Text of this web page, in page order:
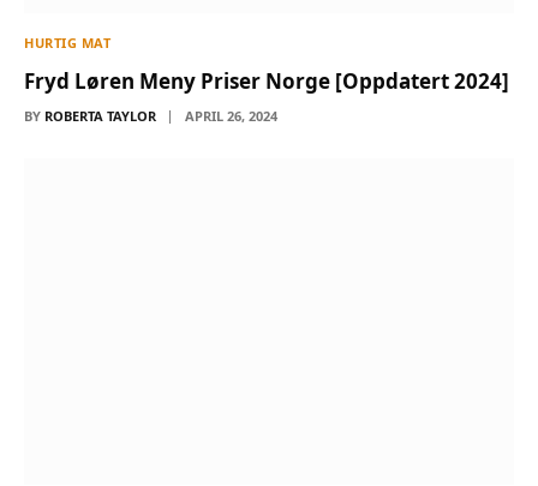
HURTIG MAT
Fryd Løren Meny Priser Norge [Oppdatert 2024]
BY ROBERTA TAYLOR APRIL 26, 2024